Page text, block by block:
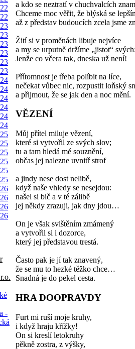
a kdo se neztratí v chuchvalcích
Chceme moc věřit, že blýská se
až z představ budoucích zcela jsme
Žití si v proměnách libuje nejvíce
a my se urputně držíme „jistot“
Jenže co včera tak, dneska už není!
Přítomnost je třeba políbit na líce,
nečekat vůbec nic, rozpustit loňský
a přijmout, že se jak den a noc mění.
VĚZENÍ
Můj přítel miluje vězení,
které si vytvořil ze svých slov;
tu a tam hledá mé souznění,
občas jej nalezne uvnitř strof
a jindy nese dost nelibě,
když naše vhledy se nesejdou:
našel si bič a v té zálibě
jej někdy zrazuji, jak dny jdou…
On je však svištěním zmámený
a vytvořil si i dozorce,
který jej představou trestá.
Často pak je jí tak znavený,
že se mu to hezké těžko chce…
Snadná je do pekel cesta.
HRA DOOPRAVDY
Furt mi ruší moje kruhy,
i když hraju křížky!
On si kreslí letokruhy
pěkně zostra, z výšky,